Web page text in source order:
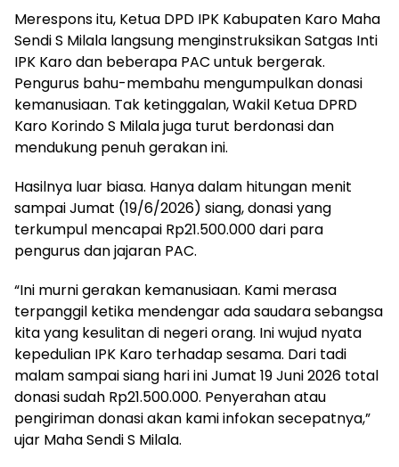
Merespons itu, Ketua DPD IPK Kabupaten Karo Maha
Sendi S Milala langsung menginstruksikan Satgas Inti
IPK Karo dan beberapa PAC untuk bergerak.
Pengurus bahu-membahu mengumpulkan donasi
kemanusiaan. Tak ketinggalan, Wakil Ketua DPRD
Karo Korindo S Milala juga turut berdonasi dan
mendukung penuh gerakan ini.
Hasilnya luar biasa. Hanya dalam hitungan menit
sampai Jumat (19/6/2026) siang, donasi yang
terkumpul mencapai Rp21.500.000 dari para
pengurus dan jajaran PAC.
“Ini murni gerakan kemanusiaan. Kami merasa
terpanggil ketika mendengar ada saudara sebangsa
kita yang kesulitan di negeri orang. Ini wujud nyata
kepedulian IPK Karo terhadap sesama. Dari tadi
malam sampai siang hari ini Jumat 19 Juni 2026 total
donasi sudah Rp21.500.000. Penyerahan atau
pengiriman donasi akan kami infokan secepatnya,”
ujar Maha Sendi S Milala.